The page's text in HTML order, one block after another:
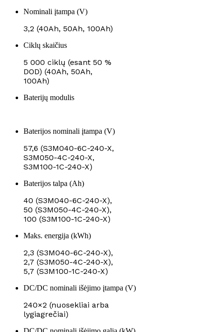
Nominali įtampa (V)
3,2 (40Ah, 50Ah, 100Ah)
Ciklų skaičius
5 000 ciklų (esant 50 %
DOD) (40Ah, 50Ah,
100Ah)
Baterijų modulis
Baterijos nominali įtampa (V)
57,6 (S3M040-6C-240-X,
S3M050-4C-240-X,
S3M100-1C-240-X)
Baterijos talpa (Ah)
40 (S3M040-6C-240-X),
50 (S3M050-4C-240-X),
100 (S3M100-1C-240-X)
Maks. energija (kWh)
2,3 (S3M040-6C-240-X),
2,7 (S3M050-4C-240-X),
5,7 (S3M100-1C-240-X)
DC/DC nominali išėjimo įtampa (V)
240×2 (nuosekliai arba
lygiagrečiai)